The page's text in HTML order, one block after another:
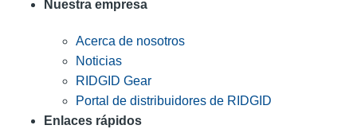
Nuestra empresa
Acerca de nosotros
Noticias
RIDGID Gear
Portal de distribuidores de RIDGID
Enlaces rápidos